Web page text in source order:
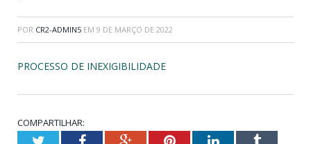
POR CR2-ADMIN5 EM 9 DE MARÇO DE 2022
PROCESSO DE INEXIGIBILIDADE
COMPARTILHAR:
TwitterFacebookGoogle+PinterestLinkedInTumblr